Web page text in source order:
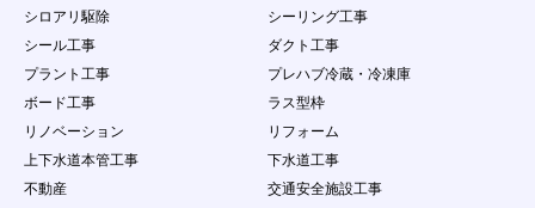
より当該会員が被る損害について、当該会員の故
わないものとする。
４．会員は、会員ID及びパスワードが盗難された
り、第三者に使用されていることが判明した場合
には、直ちに当社に申し出するとともに、当社の
シロアリ駆除
シーリング工事
シール工事
ダクト工事
プラント工事
プレハブ冷蔵・冷凍庫
ボード工事
ラス型枠
リノベーション
リフォーム
上下水道本管工事
下水道工事
不動産
交通安全施設工事